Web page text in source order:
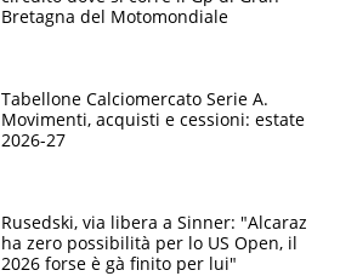
Bretagna del Motomondiale
Tabellone Calciomercato Serie A.
Movimenti, acquisti e cessioni: estate
2026-27
Rusedski, via libera a Sinner: "Alcaraz
ha zero possibilità per lo US Open, il
2026 forse è gà finito per lui"